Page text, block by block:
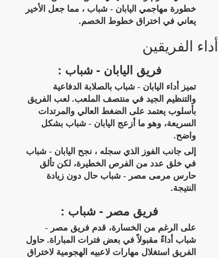
خطورة مهاجمي اليابان - شباب ، مما جعل الأخير
يعاني في اختراق خطوط الخصم.
أداء الفريقين
فريق اليابان - شباب :
تميز أداء اليابان - شباب بالصلابة الدفاعية
والتنظيم الجيد في منتصف الملعب. لعب الفريق
بأسلوب يعتمد على الضغط العالي والمرتدات
السريعة، وهو ما أزعج اليابان - شباب بشكل
واضح.
إلى جانب الفوز الذي سجله ، نجح اليابان - شباب
في خلق عدد من الفرص الخطيرة، لكن تألق
حارس مرمى مصر - شباب حال دون زيادة
النتيجة.
فريق مصر - شباب :
على الرغم من الخسارة، قدم فريق مصر -
شباب أداءً مقبولاً في بعض فترات المباراة. حاول
الفريق استغلال مهارات لاعبيه الهجومية لاختراق